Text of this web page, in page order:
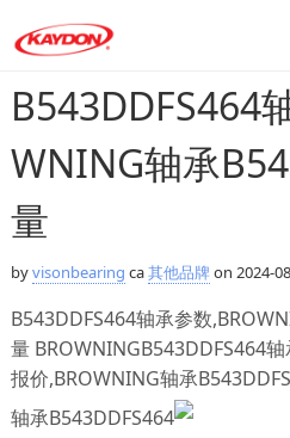
B543DDFS464
WNING轴承
量
byvisonbearing ca其他品牌 on 2024-
B543DDFS464轴承参数
量 BROWNINGB543DDFS464
报价,BROWNING轴承
轴承B543DDFS464